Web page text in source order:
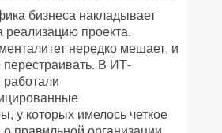
бизнеса накладывает
реализацию проекта.
нередко мешает, и
перестраивать. В ИТ-
у которых имелось четкое